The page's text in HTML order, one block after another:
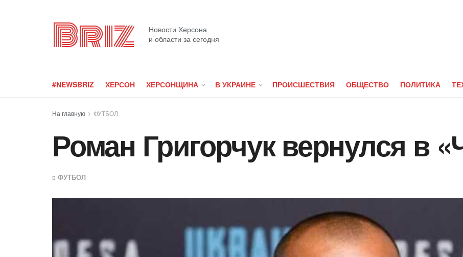
Briz
Новости Херсона
и области за сегодня
#NEWSBRIZ ХЕРСОН ХЕРСОНЩИНА В УКРАИНЕ ПРОИСШЕСТВИЯ ОБЩЕСТВО ПОЛИТИКА
На главную ФУТБОЛ
Роман Григорчук вернулся в
в ФУТБОЛ